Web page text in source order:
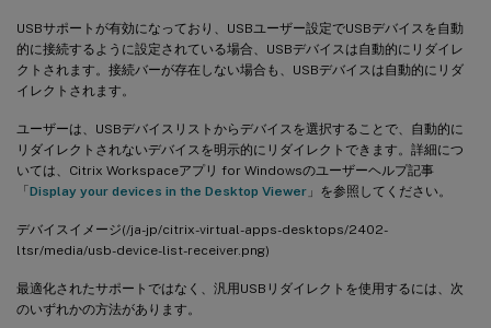
USBサポートが有効になっており、USBユーザー設定でUSBデバイスを自動
的に接続するように設定されている場合、USBデバイスは自動的にリダイレ
クトされます。接続バーが存在しない場合も、USBデバイスは自動的にリダ
イレクトされます。
ユーザーは、USBデバイスリストからデバイスを選択することで、自動的に
リダイレクトされないデバイスを明示的にリダイレクトできます。詳細につ
いては、Citrix Workspaceアプリ for Windowsのユーザーヘルプ記事
「Display your devices in the Desktop Viewer 」を参照してください。
デバイスイメージ(/ja-jp/citrix-virtual-apps-desktops/2402-
ltsr/media/usb-device-list-receiver.png)
最適化されたサポートではなく、汎用USBリダイレクトを使用するには、次
のいずれかの方法があります。